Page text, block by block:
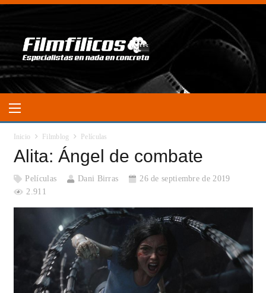
Inicio Filmblog Películas
Alita: Ángel de combate
Películas Dani Birras
26 de septiembre de 2019
2.911